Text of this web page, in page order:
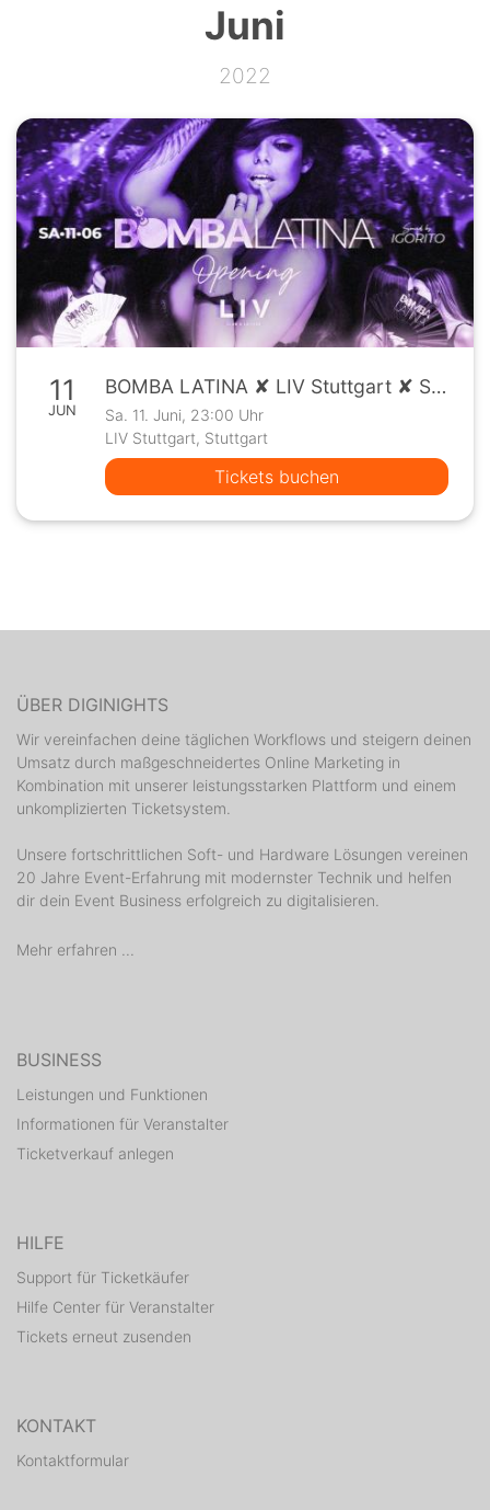
Juni
2022
11
JUN
BOMBA LATINA ✘ LIV Stuttgart ✘ Sa, 11.06. ✘ OPENING
Sa. 11. Juni, 23:00 Uhr
LIV Stuttgart, Stuttgart
Tickets buchen
ÜBER DIGINIGHTS
Wir vereinfachen deine täglichen Workflows und steigern deinen
Umsatz durch maßgeschneidertes Online Marketing in
Kombination mit unserer leistungsstarken Plattform und einem
unkomplizierten Ticketsystem.
Unsere fortschrittlichen Soft- und Hardware Lösungen vereinen
20 Jahre Event-Erfahrung mit modernster Technik und helfen
dir dein Event Business erfolgreich zu digitalisieren.
Mehr erfahren ...
BUSINESS
Leistungen und Funktionen
Informationen für Veranstalter
Ticketverkauf anlegen
HILFE
Support für Ticketkäufer
Hilfe Center für Veranstalter
Tickets erneut zusenden
KONTAKT
Kontaktformular